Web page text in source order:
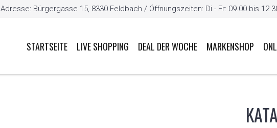
Adresse: Bürgergasse 15, 8330 Feldbach / Öffnungszeiten: Di - Fr: 09.00 bis
STARTSEITE LIVE SHOPPING DEAL DER WOCHE MARKENSHOP